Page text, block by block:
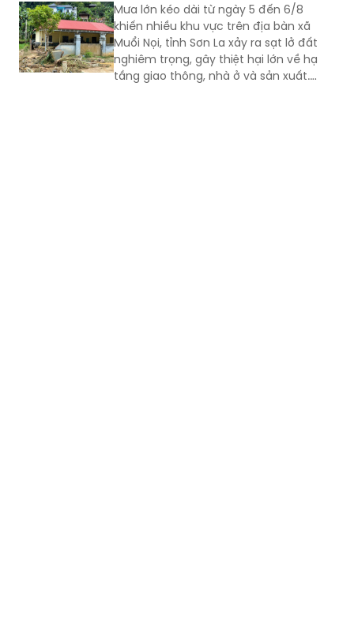
Mưa lớn kéo dài từ ngày 5 đến 6/8
khiến nhiều khu vực trên địa bàn xã
Muổi Nọi, tỉnh Sơn La xảy ra sạt lở đất
nghiêm trọng, gây thiệt hại lớn về hạ
tầng giao thông, nhà ở và sản xuất.